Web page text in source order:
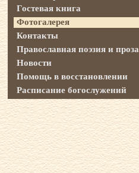
Гостевая книга
Фотогалерея
Контакты
Православная поэзия и проза
Новости
Помощь в восстановлении
Расписание богослужений